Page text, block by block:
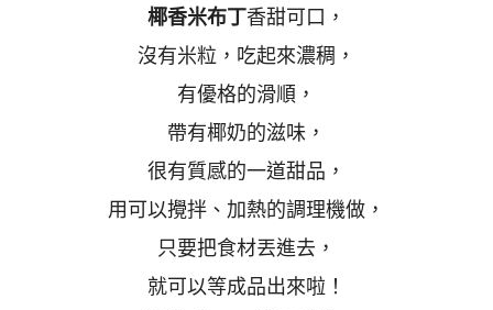
椰香米布丁香甜可口，
沒有米粒，吃起來濃稠，
有優格的滑順，
帶有椰奶的滋味，
很有質感的一道甜品，
用可以攪拌、加熱的調理機做，
只要把食材丟進去，
就可以等成品出來啦！